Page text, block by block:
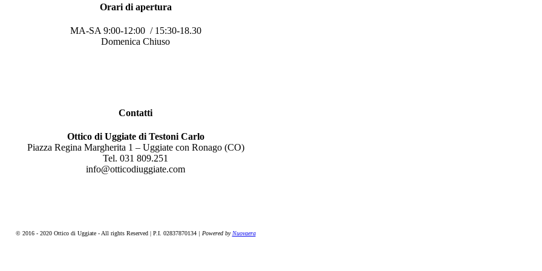
Orari di apertura
MA-SA 9:00-12:00 / 15:30-18.30
Domenica Chiuso
Contatti
Ottico di Uggiate di Testoni Carlo
Piazza Regina Margherita 1 – Uggiate con Ronago (CO)
Tel. 031 809.251
info@otticodiuggiate.com
© 2016 - 2020 Ottico di Uggiate - All rights Reserved | P.I. 02837870134| Powered byNuovaera